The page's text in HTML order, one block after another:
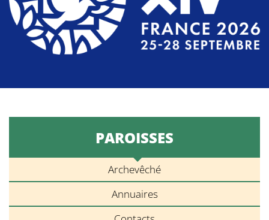
PAROISSES
Archevêché
Annuaires